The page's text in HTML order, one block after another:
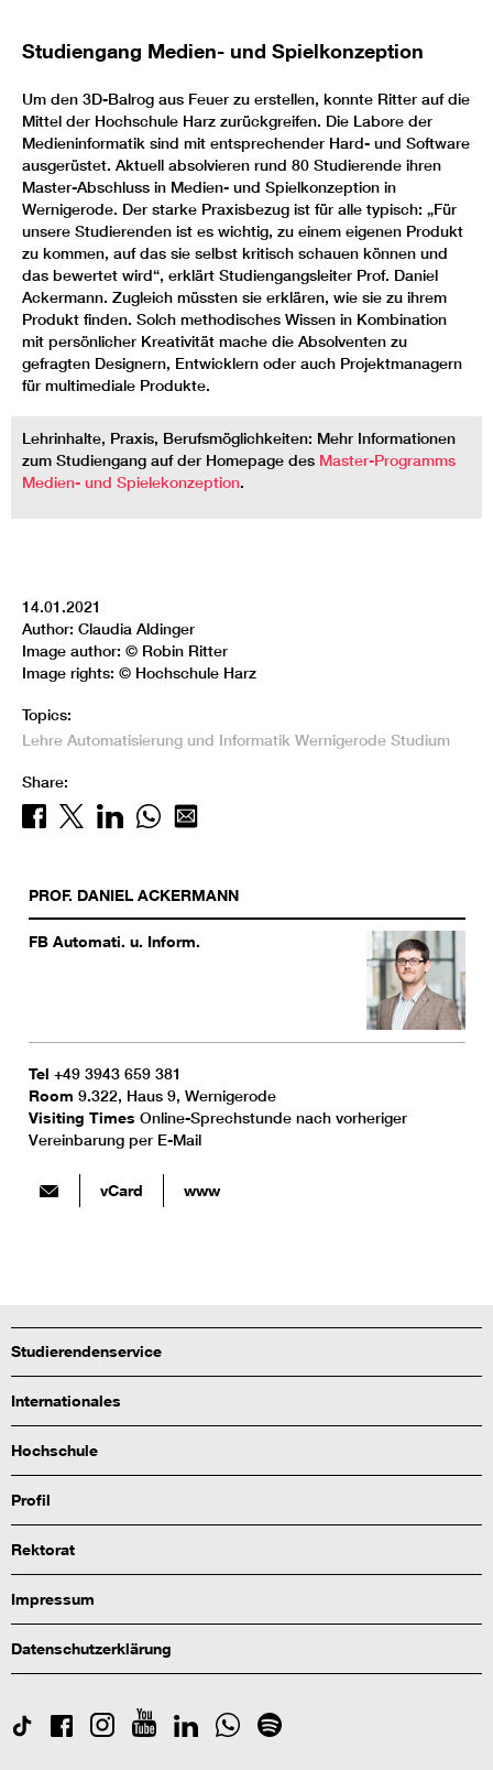
Studiengang Medien- und Spielkonzeption
Um den 3D-Balrog aus Feuer zu erstellen, konnte Ritter auf die
Mittel der Hochschule Harz zurückgreifen. Die Labore der
Medieninformatik sind mit entsprechender Hard- und Software
ausgerüstet. Aktuell absolvieren rund 80 Studierende ihren
Master-Abschluss in Medien- und Spielkonzeption in
Wernigerode. Der starke Praxisbezug ist für alle typisch: „Für
unsere Studierenden ist es wichtig, zu einem eigenen Produkt
zu kommen, auf das sie selbst kritisch schauen können und
das bewertet wird“, erklärt Studiengangsleiter Prof. Daniel
Ackermann. Zugleich müssten sie erklären, wie sie zu ihrem
Produkt finden. Solch methodisches Wissen in Kombination
mit persönlicher Kreativität mache die Absolventen zu
gefragten Designern, Entwicklern oder auch Projektmanagern
für multimediale Produkte.
Lehrinhalte, Praxis, Berufsmöglichkeiten: Mehr Informationen
zum Studiengang auf der Homepage des Master-Programms
Medien- und Spielekonzeption.
14.01.2021
Author: Claudia Aldinger
Image author: © Robin Ritter
Image rights: © Hochschule Harz
Topics:
Lehre Automatisierung und Informatik Wernigerode Studium
Share:
PROF. DANIEL ACKERMANN
FB Automati. u. Inform.
Tel +49 3943 659 381
Room 9.322, Haus 9, Wernigerode
Visiting Times Online-Sprechstunde nach vorheriger
Vereinbarung per E-Mail
vCard www
Studierendenservice
Internationales
Hochschule
Profil
Rektorat
Impressum
Datenschutzerklärung